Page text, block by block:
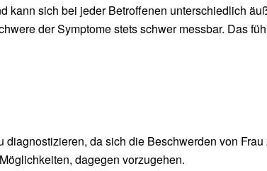
kann sich bei jeder Betroffenen unterschiedlich
der Symptome stets schwer messbar. Das
da sich die Beschwerden von
dagegen vorzugehen.